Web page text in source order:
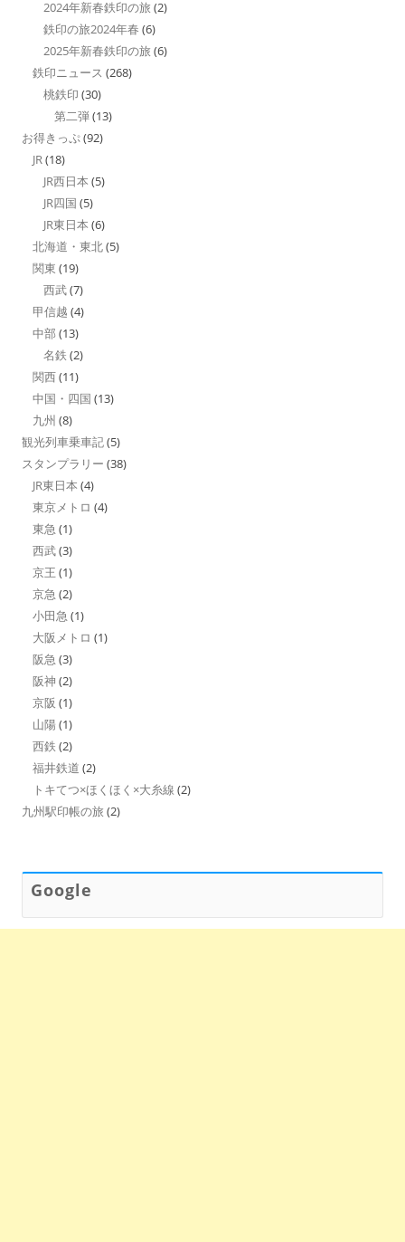
2024年新春鉄印の旅 (2)
鉄印の旅2024年春 (6)
2025年新春鉄印の旅 (6)
鉄印ニュース (268)
桃鉄印 (30)
第二弾(13)
お得きっぷ(92)
JR(18)
JR西日本 (5)
JR四国 (5)
JR東日本 (6)
北海道・東北(5)
関東 (19)
西武(7)
甲信越 (4)
中部 (13)
名鉄 (2)
関西(11)
中国・四国 (13)
九州 (8)
観光列車乗車記(5)
スタンプラリー (38)
JR東日本 (4)
東京メトロ (4)
東急 (1)
西武(3)
京王 (1)
京急 (2)
小田急 (1)
大阪メトロ (1)
阪急 (3)
阪神 (2)
京阪 (1)
山陽 (1)
西鉄 (2)
福井鉄道 (2)
トキてつ×ほくほく×大糸線 (2)
九州駅印帳の旅 (2)
Google